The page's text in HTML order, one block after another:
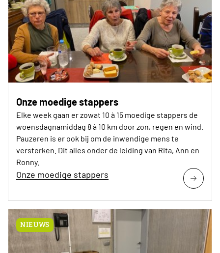
Onze moedige stappers
Elke week gaan er zowat 10 à 15 moedige stappers de
woensdagnamiddag 8 à 10 km door zon, regen en wind.
Pauzeren is er ook bij om de inwendige mens te
versterken. Dit alles onder de leiding van Rita, Ann en
Ronny.
Onze moedige stappers
NIEUWS